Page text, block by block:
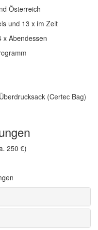
Österreich
und 13 x im Zelt
x Abendessen
(Certec Bag)
250 €)